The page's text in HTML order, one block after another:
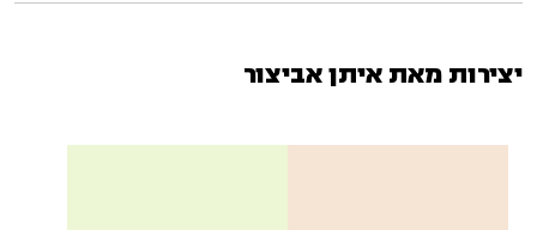
יצירות מאת איתן אביצור